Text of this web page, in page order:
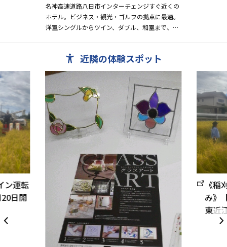
名神高速道路八日市インターチェンジすぐ近くの
ホテル。ビジネス・観光・ゴルフの拠点に最適。
洋室シングルからツイン、ダブル、和室まで、プ
近隣の体験スポット
ン運転
日開
《稲
み》
東近